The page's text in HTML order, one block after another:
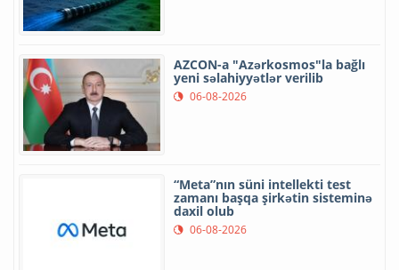
AZCON-a "Azərkosmos"la bağlı
yeni səlahiyyətlər verilib
06-08-2026
“Meta”nın süni intellekti test
zamanı başqa şirkətin sisteminə
daxil olub
06-08-2026